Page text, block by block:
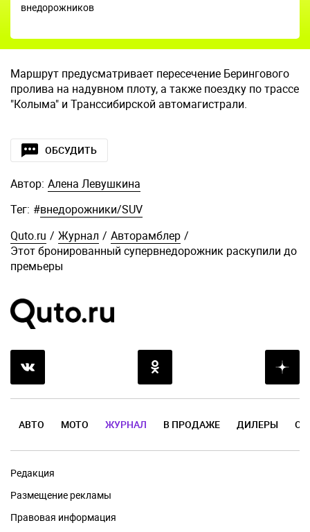
внедорожников
Маршрут предусматривает пересечение Берингового
пролива на надувном плоту, а также поездку по трассе
"Колыма" и Транссибирской автомагистрали.
ОБСУДИТЬ
Автор: Алена Левушкина
Тег: #внедорожники/SUV
Quto.ru / Журнал / Авторамблер /
Этот бронированный супервнедорожник раскупили до
премьеры
АВТО МОТО ЖУРНАЛ В ПРОДАЖЕ ДИЛЕРЫ
Редакция
Размещение рекламы
Правовая информация